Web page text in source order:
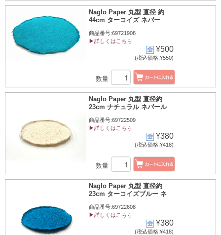
Naglo Paper 丸型 直径 約
44cm ターコイズ ネパー
商品番号:69721908
▶詳しくはこちら
¥500
(税込価格:¥550)
数量
Naglo Paper 丸型 直径約
23cm ナチュラル ネパール
商品番号:69722509
▶詳しくはこちら
¥380
(税込価格:¥418)
数量
Naglo Paper 丸型 直径約
23cm ターコイズブルー ネ
商品番号:69722608
▶詳しくはこちら
¥380
(税込価格:¥418)